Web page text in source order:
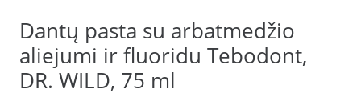
Dantų pasta su arbatmedžio
aliejumi ir fluoridu Tebodont,
DR. WILD, 75 ml